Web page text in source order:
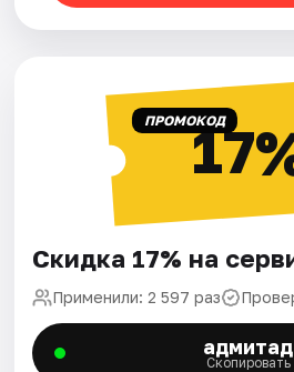
ПРОМОКОД
Скидка 17% на
Применили: 2 597 раз
адмитад
Скопировать